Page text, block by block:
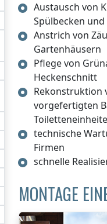
Austausch von
Spülbecken
Anstrich von
Gartenhäusern
Pflege von
Heckenschnitt
Rekonstruktion
vorgefertigten
technische
Firmen
schnelle
MONTAGE